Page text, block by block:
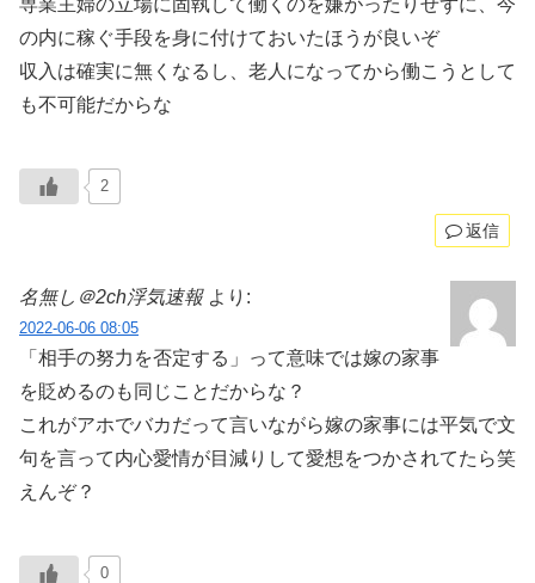
専業主婦の立場に固執して働くのを嫌がったりせずに、今
の内に稼ぐ手段を身に付けておいたほうが良いぞ
収入は確実に無くなるし、老人になってから働こうとして
も不可能だからな
2
返信
名無し＠2ch浮気速報 より:
2022-06-06 08:05
「相手の努力を否定する」って意味では嫁の家事
を貶めるのも同じことだからな？
これがアホでバカだって言いながら嫁の家事には平気で文
句を言って内心愛情が目減りして愛想をつかされてたら笑
えんぞ？
0